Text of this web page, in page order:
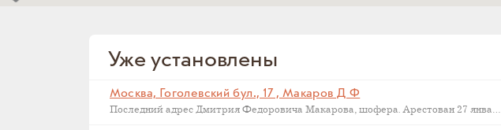
Уже установлены
Москва, Гоголевский бул., 17 , Макаров Д Ф
Последний адрес Дмитрия Федоровича Макарова, шофера. Арестован 27 января 1937...